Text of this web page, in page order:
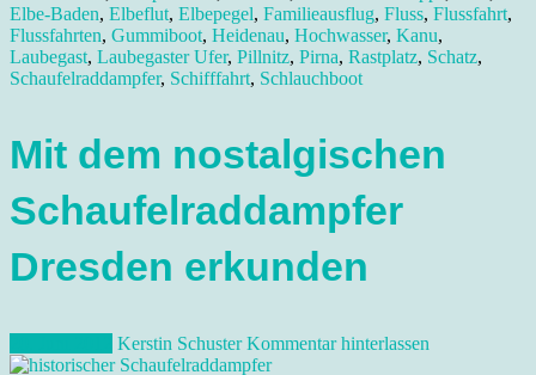
Elbe-Baden, Elbeflut, Elbepegel, Familieausflug, Fluss, Flussfahrt,
Flussfahrten, Gummiboot, Heidenau, Hochwasser, Kanu,
Laubegast, Laubegaster Ufer, Pillnitz, Pirna, Rastplatz, Schatz,
Schaufelraddampfer, Schifffahrt, Schlauchboot
Mit dem nostalgischen
Schaufelraddampfer
Dresden erkunden
Kerstin Schuster Kommentar hinterlassen